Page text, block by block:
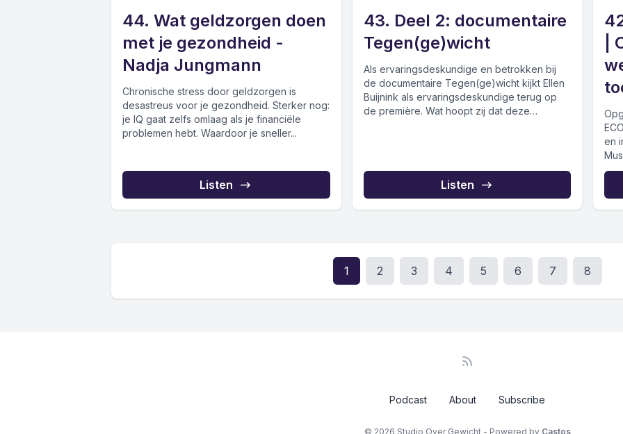
44. Wat geldzorgen doen
met je gezondheid -
Nadja Jungmann
Chronische stress door geldzorgen is
desastreus voor je gezondheid. Sterker nog:
je IQ gaat zelfs omlaag als je financiële
problemen hebt. Waardoor je sneller...
Listen
43. Deel 2: documentaire
Tegen(ge)wicht
Als ervaringsdeskundige en betrokken bij
de documentaire Tegen(ge)wicht kijkt Ellen
Buijnink als ervaringsdeskundige terug op
de première. Wat hoopt zij dat deze
Listen
|
en
1 2 3 4 5 6 7 8
Podcast About Subscribe
© 2026 Studio Over Gewicht - Powered by Castos